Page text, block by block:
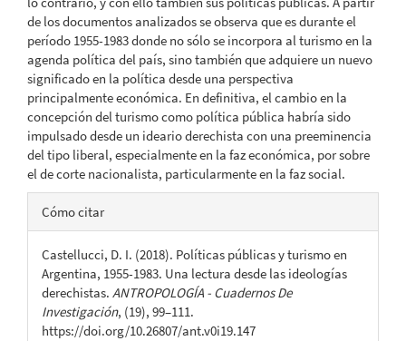
de los documentos analizados se observa que es durante el
período 1955-1983 donde no sólo se incorpora al turismo en la
agenda política del país, sino también que adquiere un nuevo
significado en la política desde una perspectiva
principalmente económica. En definitiva, el cambio en la
concepción del turismo como política pública habría sido
impulsado desde un ideario derechista con una preeminencia
del tipo liberal, especialmente en la faz económica, por sobre
el de corte nacionalista, particularmente en la faz social.
Detalles
del
artículo
Cómo citar
Castellucci, D. I. (2018). Políticas públicas y turismo en
Argentina, 1955-1983. Una lectura desde las ideologías
derechistas. ANTROPOLOGÍA - Cuadernos De
Investigación, (19), 99–111.
https://doi.org/10.26807/ant.v0i19.147